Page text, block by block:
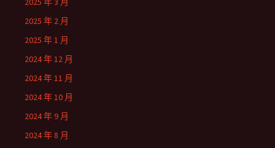
2025 年 2 月
2025 年 1 月
2024 年 12 月
2024 年 11 月
2024 年 10 月
2024 年 9 月
2024 年 8 月